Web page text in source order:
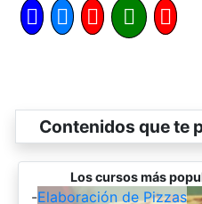
Contenidos que te
Los cursos más
-Elaboración de Pizzas